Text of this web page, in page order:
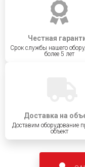
Честная
Срок службы нашего
более 5 лет
Доставка на
Доставим оборудование
объект